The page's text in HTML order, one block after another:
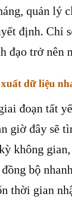
quản lý
định. Chỉ
đạo trở nên
dữ liệu
đoạn tất
giờ đây sẽ
không
bộ
thời gian